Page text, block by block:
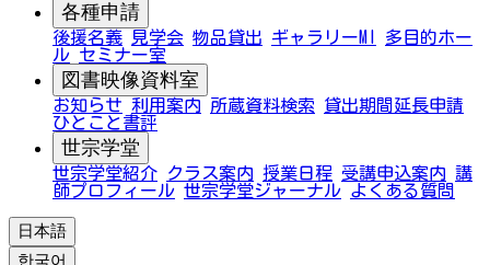
各種申請
後援名義 見学会 物品貸出 ギャラリーMI
多目的ホー
ル セミナー室
図書映像資料室
お知らせ 利用案内 所蔵資料検索
貸出期間延長申請
ひとこと書評
世宗学堂
世宗学堂紹介 クラス案内 授業日程 受講申込案内 講
師プロフィール 世宗学堂ジャーナル よくある質問
日本語
한국어